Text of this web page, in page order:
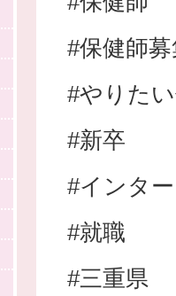
#保健師
#やりた
#新卒
#インタ
#就職
#三重県